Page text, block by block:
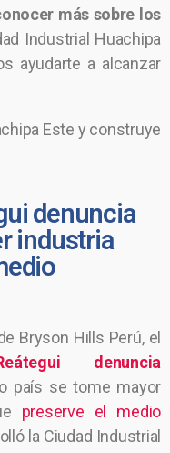
más sobre los
Industrial Huachipa
ayudarte a alcanzar
Este y construye
denuncia
industria
Bryson Hills Perú, el
denuncia
país se tome mayor
preserve el medio
la Ciudad Industrial